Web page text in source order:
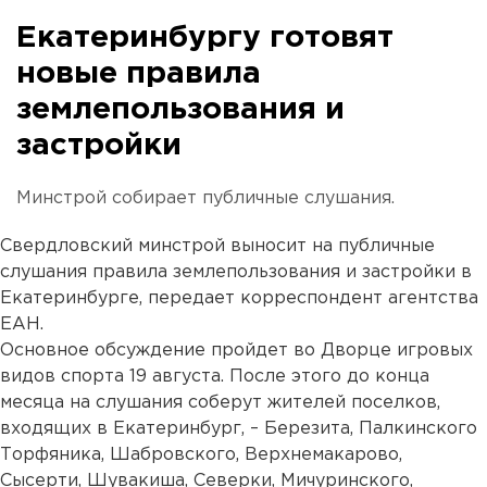
Екатеринбургу готовят
новые правила
землепользования и
застройки
Минстрой собирает публичные слушания.
Свердловский минстрой выносит на публичные
слушания правила землепользования и застройки в
Екатеринбурге, передает корреспондент агентства
ЕАН.
Основное обсуждение пройдет во Дворце игровых
видов спорта 19 августа. После этого до конца
месяца на слушания соберут жителей поселков,
входящих в Екатеринбург, – Березита, Палкинского
Торфяника, Шабровского, Верхнемакарово,
Сысерти, Шувакиша, Северки, Мичуринского,